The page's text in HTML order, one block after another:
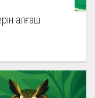
алғаш